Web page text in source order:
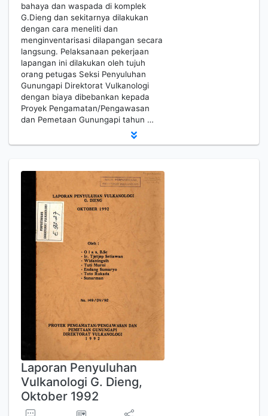
bahaya dan waspada di komplek
G.Dieng dan sekitarnya dilakukan
dengan cara meneliti dan
menginventarisasi dilapangan secara
langsung. Pelaksanaan pekerjaan
lapangan ini dilakukan oleh tujuh
orang petugas Seksi Penyuluhan
Gunungapi Direktorat Vulkanologi
dengan biaya dibebankan kepada
Proyek Pengamatan/Pengawasan
dan Pemetaan Gunungapi tahun …
Laporan Penyuluhan
Vulkanologi G. Dieng,
Oktober 1992